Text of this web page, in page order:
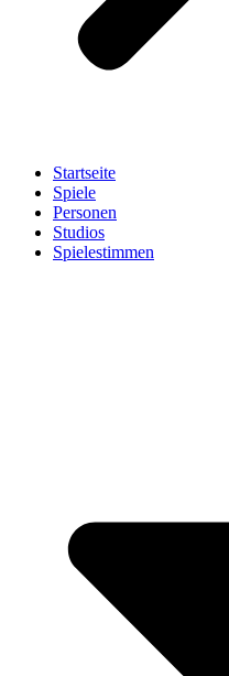
Startseite
Spiele
Personen
Studios
Spielestimmen